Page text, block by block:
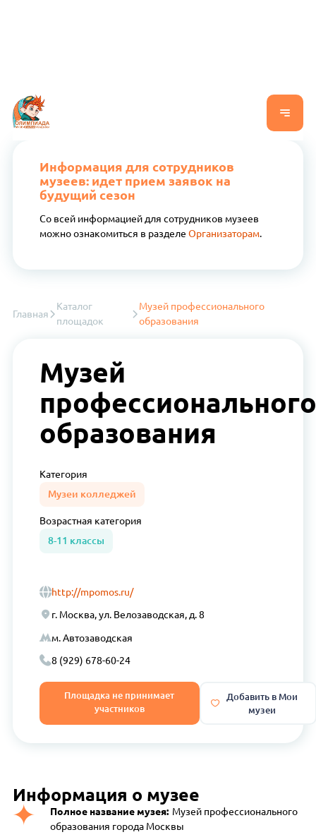
Информация для сотрудников
музеев: идет прием заявок на
будущий сезон
Со всей информацией для сотрудников музеев
можно ознакомиться в разделе Организаторам.
Главная
Каталог
площадок
Музей профессионального
образования
Музей
профессионального
образования
Категория
Музеи колледжей
Возрастная категория
8-11 классы
http://mpomos.ru/
г. Москва, ул. Велозаводская, д. 8
м. Автозаводская
8 (929) 678-60-24
Площадка не принимает
участников
Добавить в Мои
музеи
Информация о музее
Полное название музея: Музей профессионального
образования города Москвы